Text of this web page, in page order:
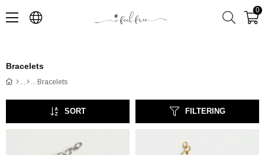
0
Bracelets
Bracelets
FILTERING
SORT